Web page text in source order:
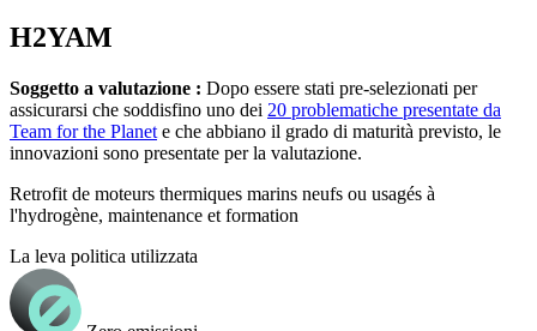
H2YAM
Soggetto a valutazione : Dopo essere stati pre-selezionati per
assicurarsi che soddisfino uno dei 20 problematiche presentate da
Team for the Planet e che abbiano il grado di maturità previsto, le
innovazioni sono presentate per la valutazione.
Retrofit de moteurs thermiques marins neufs ou usagés à
l'hydrogène, maintenance et formation
La leva politica utilizzata